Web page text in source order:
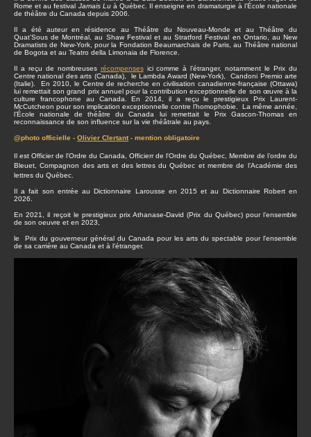
Rome et au festival Jamais Luà Québec. Il enseigne en dramaturgie à l’École nationale
de théâtre du Canada depuis 2006.
Il a été auteur en résidence au Théâtre du Nouveau-Monde et au Théâtre du
Quat’Sous de Montréal, au Shaw Festival et au Stratford Festival en Ontario, au New
Dramatists de New-York, pour la Fondation Beaumarchais de Paris, au Théâtre national
de Bogota et au Teatro della Limonaia de Florence.
Il a reçu de nombreuses récompensesici comme à l’étranger, notamment le Prix du
Centre national des arts (Canada), le Lambda Award (New-York), Candoni Premio arte
(Italie). En 2010, le Centre de recherche en civilisation canadienne-française (Ottawa)
lui remettait son grand prix annuel pour la contribution exceptionnelle de son œuvre à la
culture francophone au Canada. En 2014, il a reçu le prestigieux Prix Laurent-
McCutcheon pour son implication exceptionnelle contre l’homophobie. La même année,
l’École nationale de théâtre du Canada lui remettait le Prix Gascon-Thomas en
reconnaissance de son influence sur la vie théâtrale au pays.
@photo officielle - Olivier Clertant- mention obligatoire
Il est Officier de l'Ordre du Canada, Officierr de l'Ordre du Québec, Membre de l’ordre du
Bleuet, Compagnon des arts et des lettres du Québec et membre de l’Académie des
lettres du Québec.
Il a fait son entrée au Dictionnaire Larousse en 2015 et au Dictionnaire Robert en
2026.
En 2021, il reçoit le prestigieux prix Athanase-David (Prix du Québec) pour l’ensemble
de son oeuvre et en 2023,
le Prix du gouverneur général du Canada pour les arts du spectable pour l'ensemble
de sa carrière au Canada et à l'étranger.